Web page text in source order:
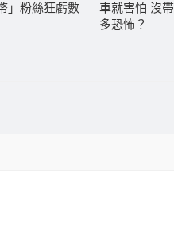
」粉絲狂虧數
車就害怕 沒
多恐怖？